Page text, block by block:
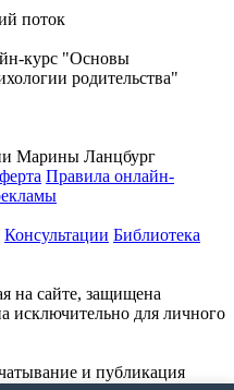
поток
курс "Основы
родительства"
Марины Ланцбург
Правила онлайн-
Консультации Библиотека
на сайте, защищена
исключительно для личного
и публикация